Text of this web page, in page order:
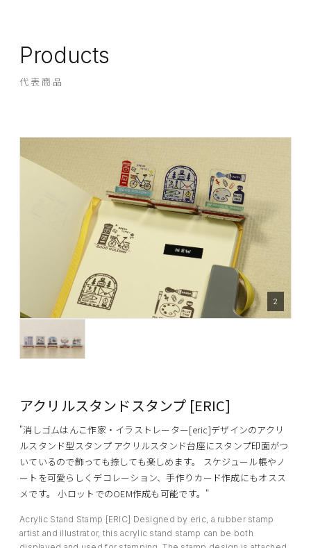
Products
代表商品
2
アクリルスタンドスタンプ [ERIC]
"消しゴムはんこ作家・イラストレーター[eric]デザインのアクリ
ルスタンド型スタンプ アクリルスタンド台座にスタンプ印面がつ
いているので飾っても捺しても楽しめます。 スケジュール帳やノ
ートを可愛らしくデコレーション、手作りカード作成にもオスス
メです。 小ロットでのOEM作成も可能です。"
Acrylic Stand Stamp [ERIC] Designed by eric, a rubber stamp
artist and illustrator, this acrylic stand stamp can be both